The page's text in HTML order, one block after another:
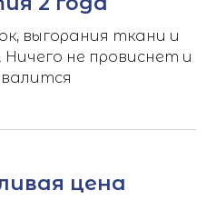
выгорания ткани и
не провиснет и
цена